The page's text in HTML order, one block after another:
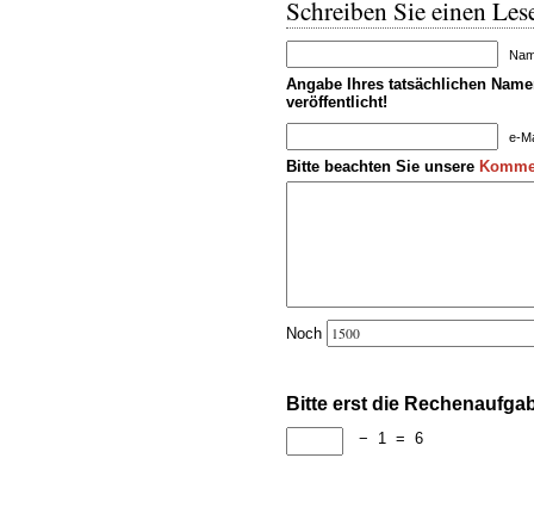
Schreiben Sie einen
Angabe Ihres tatsächlichen
veröffentlicht!
e-
Bitte beachten Sie unsere
Noch
Bitte erst die
− 1 = 6